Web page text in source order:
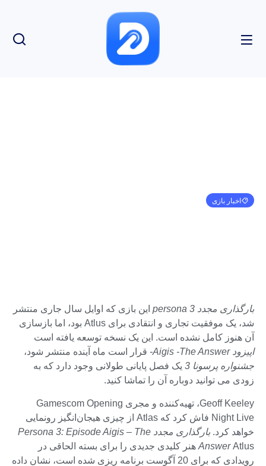
اخبار بازی
بارگذاری مجدد persona 3
این بازی که اوایل سال جاری منتشر
شد، یک موفقیت تجاری و انتقادی برای Atlus بود، اما بازسازی
آن هنوز کامل نشده است. این یک نسخه توسعه یافته است
اپیزود Aigis -The Answer-
قرار است ماه آینده منتشر شود،
جشنواره پرسونا 3
یک فصل پایانی طولانی وجود دارد که به
زودی می توانید دوباره آن را تماشا کنید.
Geoff Keeley، تهیه‌کننده و مجری Gamescom Opening
Night Live فاش کرد که Atlas از چیزی هیجان‌انگیز رونمایی
خواهد کرد.
بارگذاری مجدد Persona 3: Episode Aigis – The
Answer Atlus هنر کلیدی جدیدی را برای بسته الحاقی در
رویدادی که برای 20 آگوست برنامه ریزی شده است، نشان داده